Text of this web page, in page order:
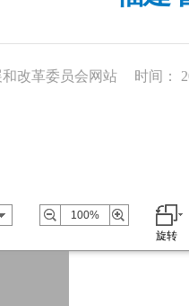
改革委员会网站 时间：